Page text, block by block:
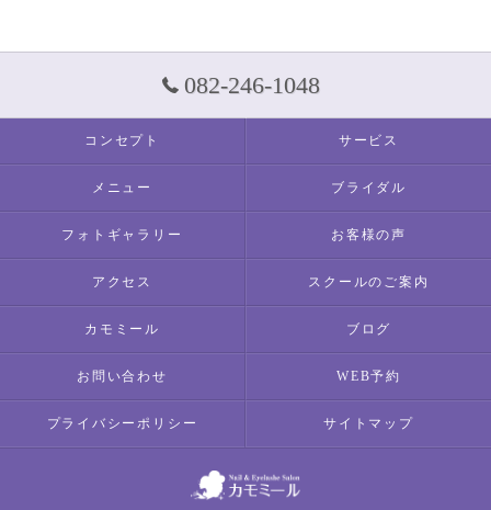
082-246-1048
コンセプト サービス
メニュー ブライダル
フォトギャラリー お客様の声
アクセス スクールのご案内
カモミール ブログ
お問い合わせ WEB予約
プライバシーポリシー サイトマップ